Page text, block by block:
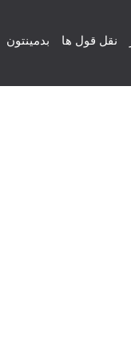
بدمینتون نقل قول ها